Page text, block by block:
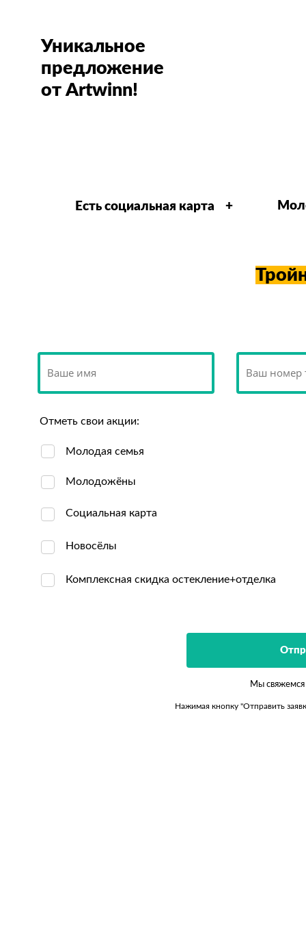
Уникальное
предложение
от Artwinn!
Есть социальная карта +
Нажимая кнопку "Отправить
Мы
Отметь свои акции:
Молодая семья
Молодожёны
Социальная карта
Новосёлы
Комплексная скидка остекление+отделка